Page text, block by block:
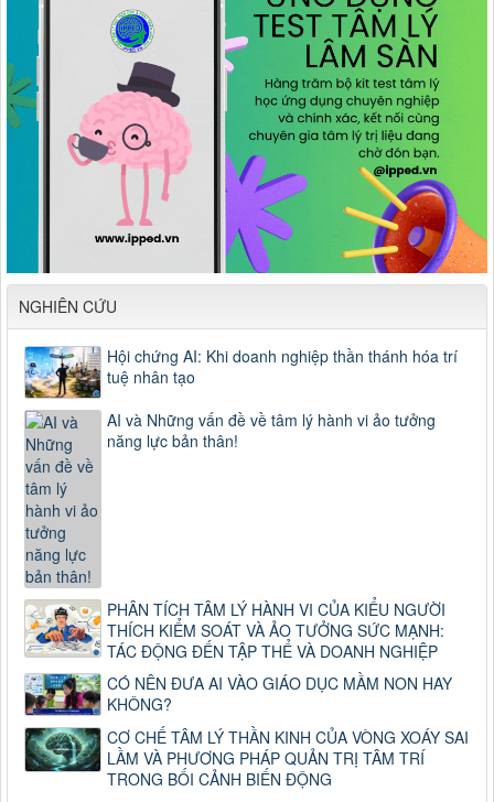
NGHIÊN CỨU
Hội chứng AI: Khi doanh nghiệp thần thánh hóa trí
tuệ nhân tạo
AI và Những vấn đề về tâm lý hành vi ảo tưởng
năng lực bản thân!
PHÂN TÍCH TÂM LÝ HÀNH VI CỦA KIỂU NGƯỜI
THÍCH KIỂM SOÁT VÀ ẢO TƯỞNG SỨC MẠNH:
TÁC ĐỘNG ĐẾN TẬP THỂ VÀ DOANH NGHIỆP
CÓ NÊN ĐƯA AI VÀO GIÁO DỤC MẦM NON HAY
KHÔNG?
CƠ CHẾ TÂM LÝ THẦN KINH CỦA VÒNG XOÁY SAI
LẦM VÀ PHƯƠNG PHÁP QUẢN TRỊ TÂM TRÍ
TRONG BỐI CẢNH BIẾN ĐỘNG